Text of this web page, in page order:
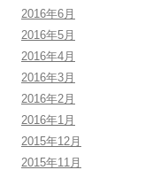
2016年6月
2016年5月
2016年4月
2016年3月
2016年2月
2016年1月
2015年12月
2015年11月